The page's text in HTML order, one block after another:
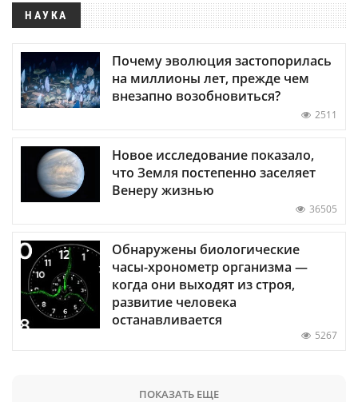
НАУКА
Почему эволюция застопорилась
на миллионы лет, прежде чем
внезапно возобновиться?
2511
Новое исследование показало,
что Земля постепенно заселяет
Венеру жизнью
36505
Обнаружены биологические
часы-хронометр организма —
когда они выходят из строя,
развитие человека
останавливается
5267
ПОКАЗАТЬ ЕЩЕ